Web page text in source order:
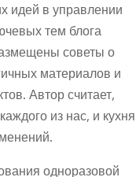
идей в управлении
тем блога
советы о
материалов и
Автор считает,
из нас, и кухня
одноразовой